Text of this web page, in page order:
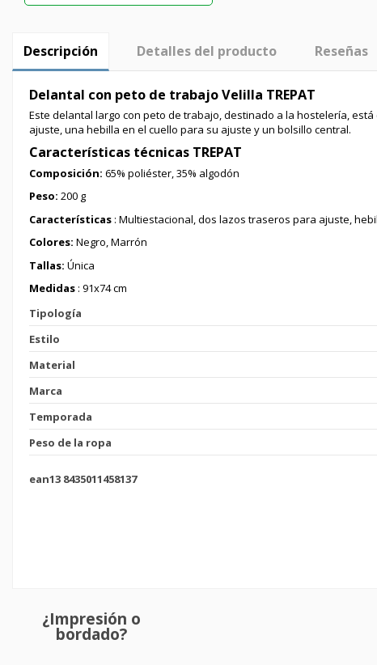
Descripción Detalles del producto Reseñas
Delantal con peto de trabajo Velilla TREPAT
Este delantal largo con peto de trabajo, destinado a la hostelería,
ajuste, una hebilla en el cuello para su ajuste y un bolsillo central.
Características técnicas TREPAT
Composición: 65% poliéster, 35% algodón
Peso: 200 g
Características : Multiestacional, dos lazos traseros para ajuste,
Colores: Negro, Marrón
Tallas: Única
Medidas : 91x74 cm
Tipología
Estilo
Material
Marca
Temporada
Peso de la ropa
ean13 8435011458137
¿Impresión o
bordado?